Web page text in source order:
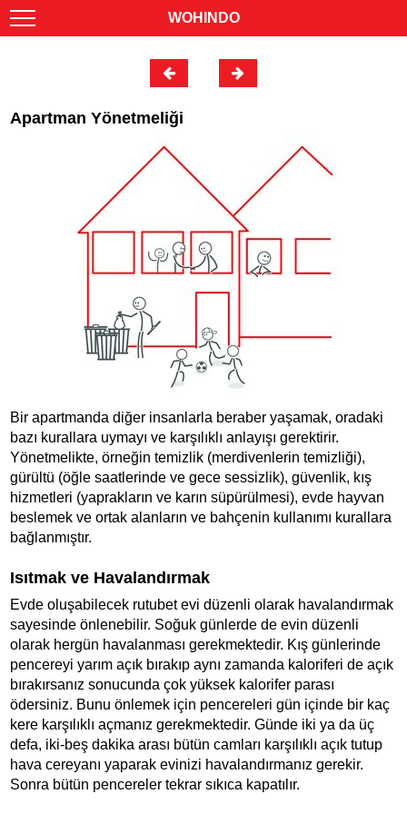
WOHINDO
Apartman Yönetmeliği
Bir apartmanda diğer insanlarla beraber yaşamak, oradaki
bazı kurallara uymayı ve karşılıklı anlayışı gerektirir.
Yönetmelikte, örneğin temizlik (merdivenlerin temizliği),
gürültü (öğle saatlerinde ve gece sessizlik), güvenlik, kış
hizmetleri (yaprakların ve karın süpürülmesi), evde hayvan
beslemek ve ortak alanların ve bahçenin kullanımı kurallara
bağlanmıştır.
Isıtmak ve Havalandırmak
Evde oluşabilecek rutubet evi düzenli olarak havalandırmak
sayesinde önlenebilir. Soğuk günlerde de evin düzenli
olarak hergün havalanması gerekmektedir. Kış günlerinde
pencereyi yarım açık bırakıp aynı zamanda kaloriferi de açık
bırakırsanız sonucunda çok yüksek kalorifer parası
ödersiniz. Bunu önlemek için pencereleri gün içinde bir kaç
kere karşılıklı açmanız gerekmektedir. Günde iki ya da üç
defa, iki-beş dakika arası bütün camları karşılıklı açık tutup
hava cereyanı yaparak evinizi havalandırmanız gerekir.
Sonra bütün pencereler tekrar sıkıca kapatılır.